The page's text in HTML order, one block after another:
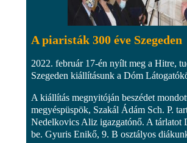
A piaristák 300 éve Szegeden
2022. február 17-én nyílt meg a Hitre,
Szegeden kiállításunk a Dóm
A kiállítás megnyitóján beszédet
megyéspüspök, Szakál Ádám Sch. P.
Nedelkovics Aliz igazgatónő. A tárlatot
be. Gyuris Enikő, 9. B osztályos